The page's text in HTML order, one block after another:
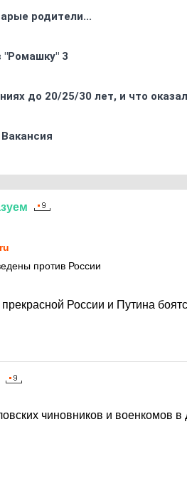
родители...
"Ромашку" 3
до 20/25/30 лет, и что
против России
России и Путина
чиновников и военкомов